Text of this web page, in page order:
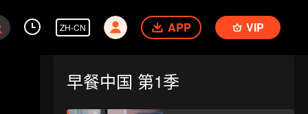
ZH-CN APP VIP
早餐中国 第1季